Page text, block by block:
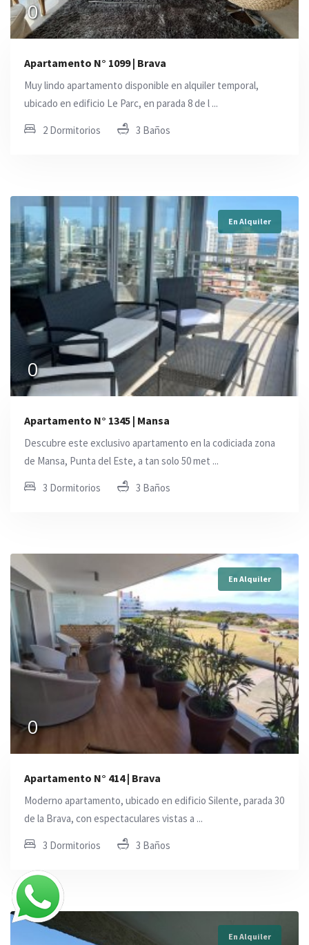
0
Apartamento N° 1099 | Brava
Muy lindo apartamento disponible en alquiler temporal,
ubicado en edificio Le Parc, en parada 8 de l ...
2 Dormitorios 3 Baños
En Alquiler
0
Apartamento N° 1345 | Mansa
Descubre este exclusivo apartamento en la codiciada zona
de Mansa, Punta del Este, a tan solo 50 met ...
3 Dormitorios 3 Baños
En Alquiler
0
Apartamento N° 414 | Brava
Moderno apartamento, ubicado en edificio Silente, parada 30
de la Brava, con espectaculares vistas a ...
3 Dormitorios 3 Baños
En Alquiler